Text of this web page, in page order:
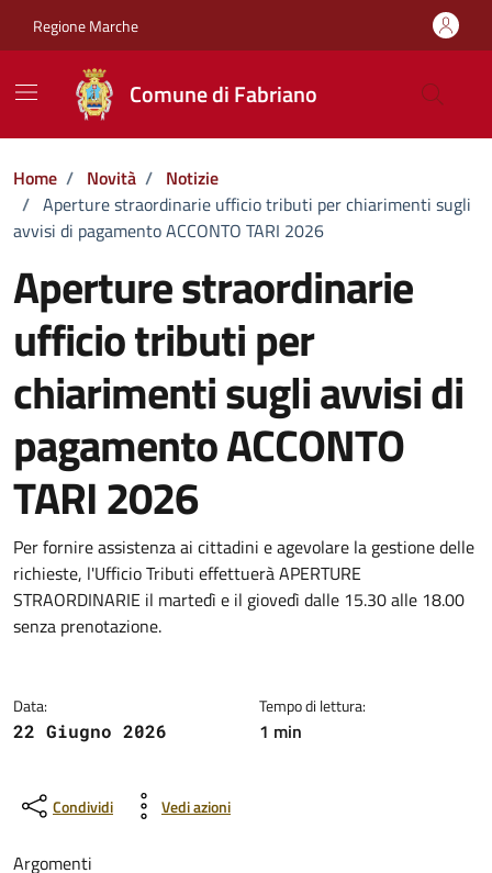
Regione Marche
Comune di Fabriano
Home / Novità / Notizie
/ Aperture straordinarie ufficio tributi per chiarimenti sugli
avvisi di pagamento ACCONTO TARI 2026
Aperture straordinarie
ufficio tributi per
chiarimenti sugli avvisi di
pagamento ACCONTO
TARI 2026
Dettagli della notizia
Per fornire assistenza ai cittadini e agevolare la gestione delle
richieste, l'Ufficio Tributi effettuerà APERTURE
STRAORDINARIE il martedì e il giovedì dalle 15.30 alle 18.00
senza prenotazione.
Data:
22 Giugno 2026
Tempo di lettura:
1 min
Condividi Vedi azioni
Argomenti